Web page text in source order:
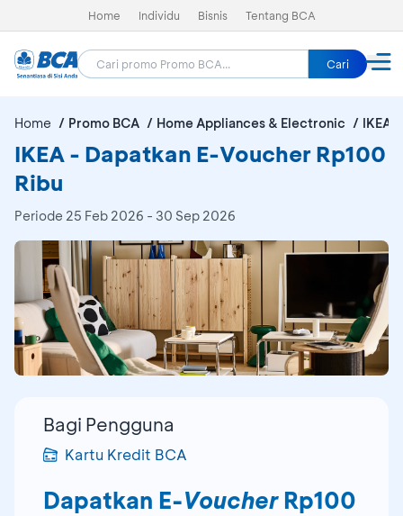
Home Individu Bisnis Tentang BCA
Cari
Home Promo BCA Home Appliances & Electronic IKEA
IKEA - Dapatkan E-Voucher Rp100
Ribu
Periode 25 Feb 2026 - 30 Sep 2026
Bagi Pengguna
Kartu Kredit BCA
Dapatkan E-VoucherRp100